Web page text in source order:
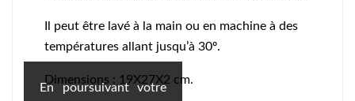
Il peut être lavé à la main ou en machine à des
températures allant jusqu’à 30º.
Dimensions : 19X27X2 cm.
En poursuivant votre